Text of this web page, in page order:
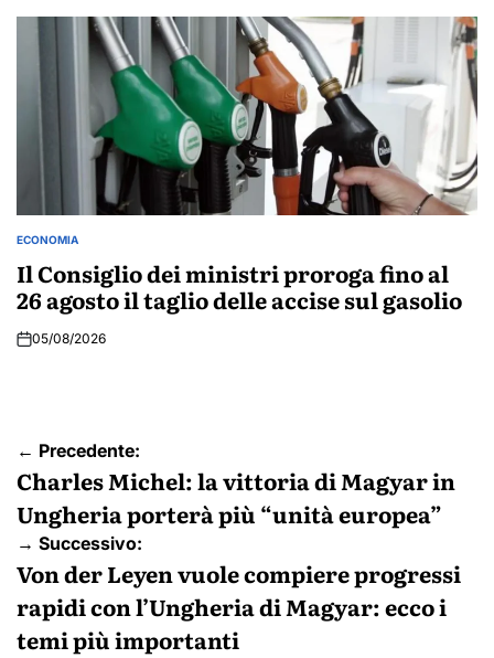
POSTED
IN
ECONOMIA
Il Consiglio dei ministri proroga fino al
26 agosto il taglio delle accise sul gasolio
05/08/2026
Navigazione
articoli
← Precedente:
Charles Michel: la vittoria di Magyar in
Ungheria porterà più “unità europea”
→ Successivo:
Von der Leyen vuole compiere progressi
rapidi con l’Ungheria di Magyar: ecco i
temi più importanti